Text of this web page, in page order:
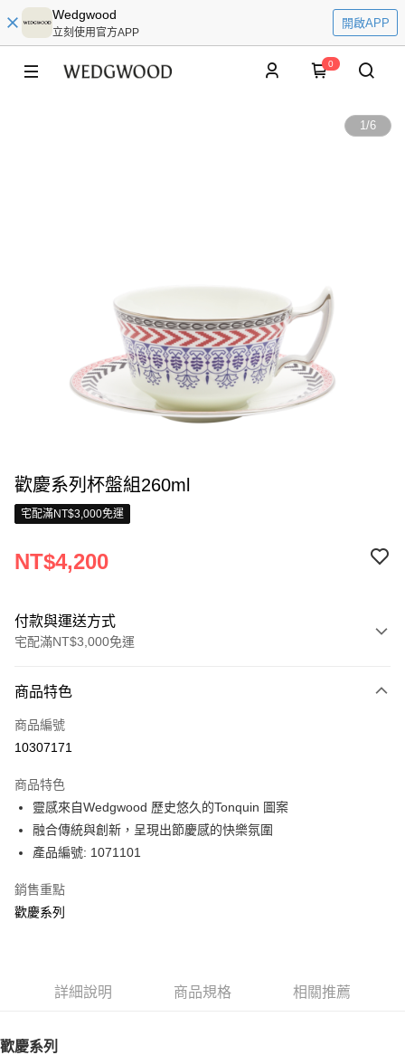
Wedgwood
立刻使用官方APP
開啟APP
0
1/6
歡慶系列杯盤組260ml
宅配滿NT$3,000免運
NT$4,200
付款與運送方式
宅配滿NT$3,000免運
信用卡一次付款
信用卡分期付款
合作金庫商業銀行
華南商業銀行
彰化商業銀行
上海商業儲蓄銀行
台北富邦商業銀行
國泰世華商業銀行
匯豐（台灣）商業銀行
聯邦商業銀行
台灣樂天信用卡公司
LINE Pay
Apple Pay
Google Pay
每筆NT$200，滿NT$3,000(含以上)免運費
商品特色
商品編號
10307171
商品特色
靈感來自Wedgwood 歷史悠久的Tonquin 圖案
融合傳統與創新，呈現出節慶感的快樂氛圍
產品編號: 1071101
銷售重點
歡慶系列
詳細說明 商品規格 相關推薦
歡慶系列